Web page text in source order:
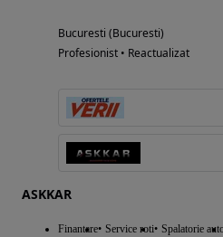
Bucuresti (Bucuresti)
Profesionist • Reactualizat
ASKKAR
Finantare Service roti Spalatorie